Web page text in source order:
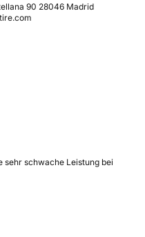
90 28046 Madrid
sehr schwache Leistung bei